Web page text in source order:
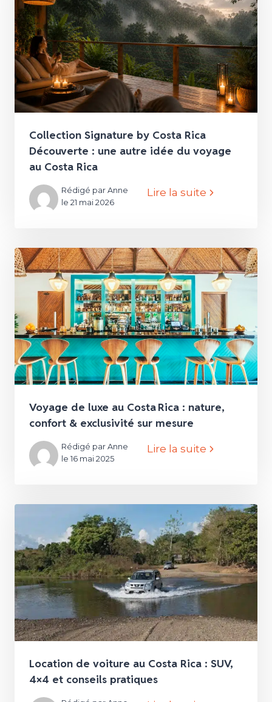
Collection Signature by Costa Rica
Découverte : une autre idée du voyage
au Costa Rica
Rédigé par Anne
le 21 mai 2026
Lire la suite
Voyage de luxe au Costa Rica : nature,
confort & exclusivité sur mesure
Rédigé par Anne
le 16 mai 2025
Lire la suite
Location de voiture au Costa Rica : SUV,
4×4 et conseils pratiques